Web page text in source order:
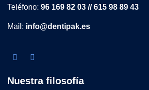
Teléfono: 96 169 82 03 // 615 98 89 43
Mail: info@dentipak.es
Nuestra filosofía